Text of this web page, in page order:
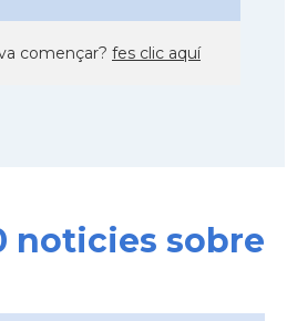
començar? fes clic aquí
noticies sobre